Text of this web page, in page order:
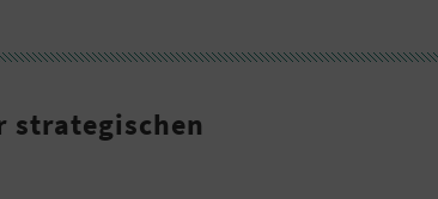
strategischen